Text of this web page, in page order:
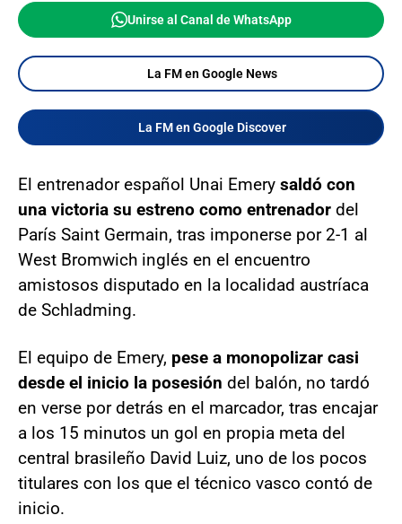
Unirse al Canal de WhatsApp
La FM en Google News
La FM en Google Discover
El entrenador español Unai Emery saldó con
una victoria su estreno como entrenador del
París Saint Germain, tras imponerse por 2-1 al
West Bromwich inglés en el encuentro
amistosos disputado en la localidad austríaca
de Schladming.
El equipo de Emery, pese a monopolizar casi
desde el inicio la posesión del balón, no tardó
en verse por detrás en el marcador, tras encajar
a los 15 minutos un gol en propia meta del
central brasileño David Luiz, uno de los pocos
titulares con los que el técnico vasco contó de
inicio.